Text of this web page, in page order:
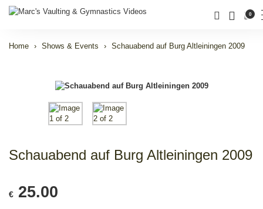
0
Home Shows & Events Schauabend auf Burg Altleiningen 2009
Schauabend auf Burg Altleiningen 2009
€ 25.00